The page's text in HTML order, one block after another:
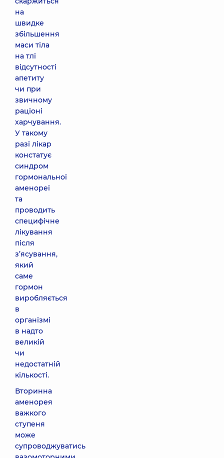
на
швидке
збільшення
маси тіла
на тлі
відсутності
апетиту
чи при
звичному
раціоні
харчування.
У такому
разі лікар
констатує
синдром
гормональної
аменореї
та
проводить
специфічне
лікування
після
з’ясування,
який
саме
гормон
виробляється
в
організмі
в надто
великій
чи
недостатній
кількості.
Вторинна
аменорея
важкого
ступеня
може
супроводжуватись